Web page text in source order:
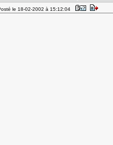
le 18-02-2002 à 15:12:04